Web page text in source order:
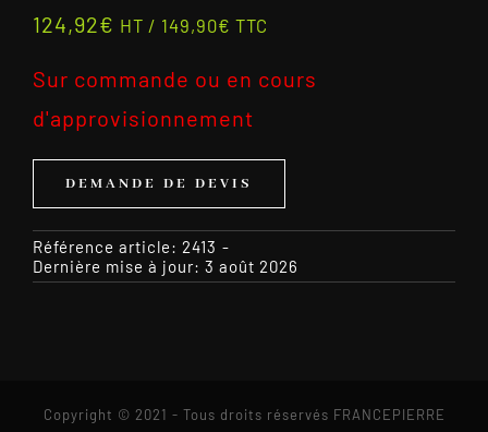
124,92€ HT / 149,90€ TTC
Sur commande ou en cours
d'approvisionnement
DEMANDE DE DEVIS
Référence article: 2413 -
Dernière mise à jour: 3 août 2026
Copyright © 2021 - Tous droits réservés FRANCEPIERRE